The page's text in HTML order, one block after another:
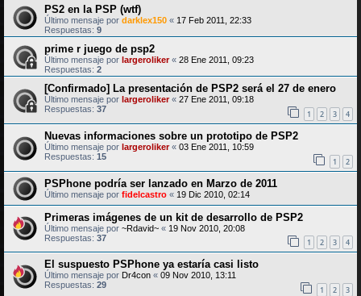
PS2 en la PSP (wtf)
Último mensaje por darklex150 « 17 Feb 2011, 22:33
Respuestas: 9
prime r juego de psp2
Último mensaje por largeroliker« 28 Ene 2011, 09:23
Respuestas: 2
[Confirmado] La presentación de PSP2 será el 27 de enero
Último mensaje por largeroliker« 27 Ene 2011, 09:18
Respuestas: 37 1 2 3 4
Nuevas informaciones sobre un prototipo de PSP2
Último mensaje por largeroliker« 03 Ene 2011, 10:59
Respuestas: 15 1 2
PSPhone podría ser lanzado en Marzo de 2011
Último mensaje por fidelcastro « 19 Dic 2010, 02:14
Primeras imágenes de un kit de desarrollo de PSP2
Último mensaje por ~Rdavid~ « 19 Nov 2010, 20:08
Respuestas: 37 1 2 3 4
El suspuesto PSPhone ya estaría casi listo
Último mensaje por Dr4con « 09 Nov 2010, 13:11
Respuestas: 29 1 2 3